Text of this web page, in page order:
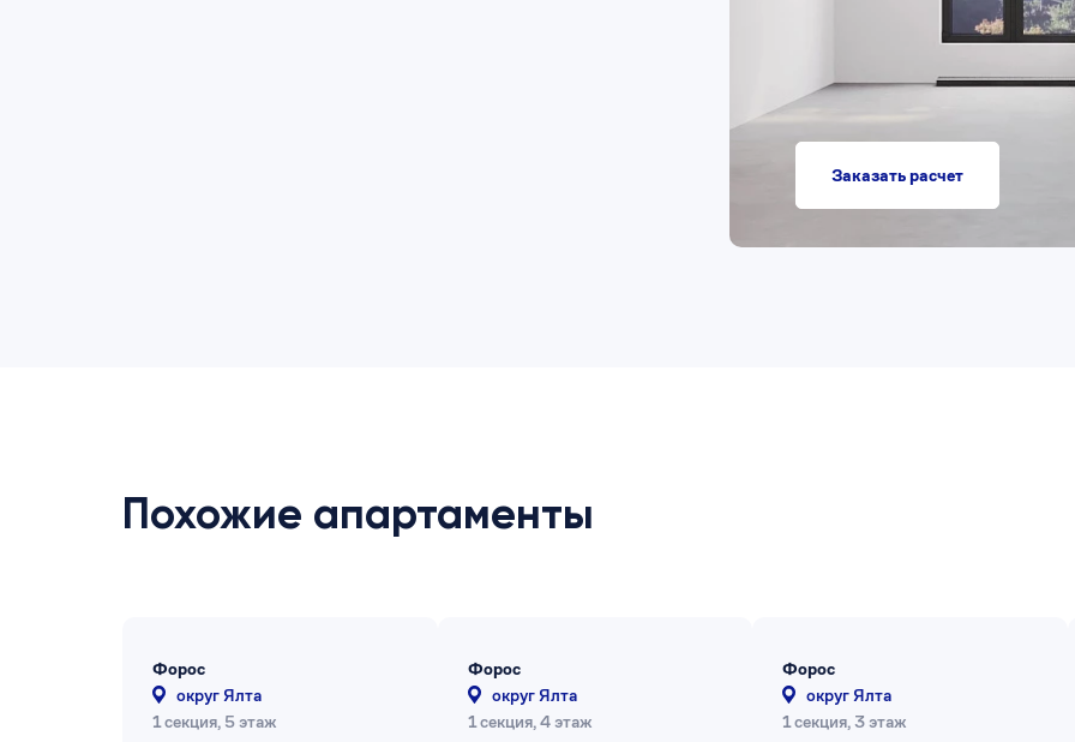
Заказать расчет
Похожие апартаменты
Форос
округ Ялта
1 секция, 5 этаж
Форос
округ Ялта
1 секция, 4 этаж
Форос
округ Ялта
1 секция, 3 этаж